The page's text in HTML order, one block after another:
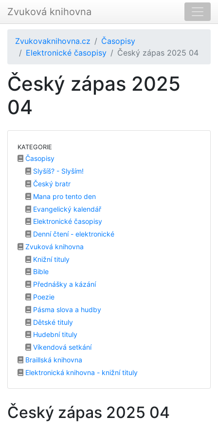
Zvuková knihovna
Zvukovaknihovna.cz
Časopisy
Elektronické časopisy
Český zápas 2025 04
Český zápas 2025
04
KATEGORIE
Časopisy
Slyšíš? - Slyším!
Český bratr
Mana pro tento den
Evangelický kalendář
Elektronické časopisy
Denní čtení - elektronické
Zvuková knihovna
Knižní tituly
Bible
Přednášky a kázání
Poezie
Pásma slova a hudby
Dětské tituly
Hudební tituly
Víkendová setkání
Braillská knihovna
Elektronická knihovna - knižní tituly
Český zápas 2025 04